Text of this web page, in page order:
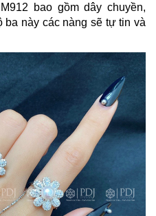
bao gồm dây chuyền,
ba này các nàng sẽ tự tin và